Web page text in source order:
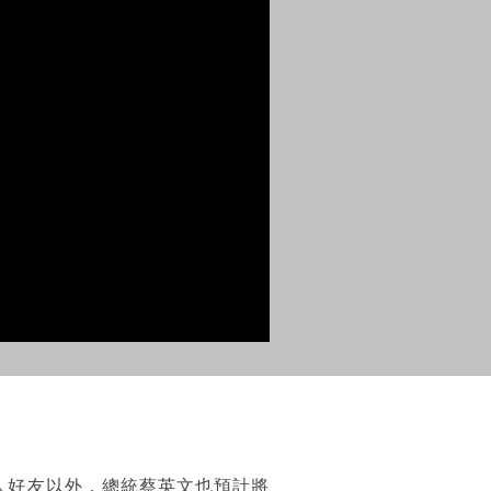
友以外，總統蔡英文也預計將